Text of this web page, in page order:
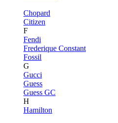
Chopard
Citizen
F
Fendi
Frederique Constant
Fossil
G
Gucci
Guess
Guess GC
H
Hamilton